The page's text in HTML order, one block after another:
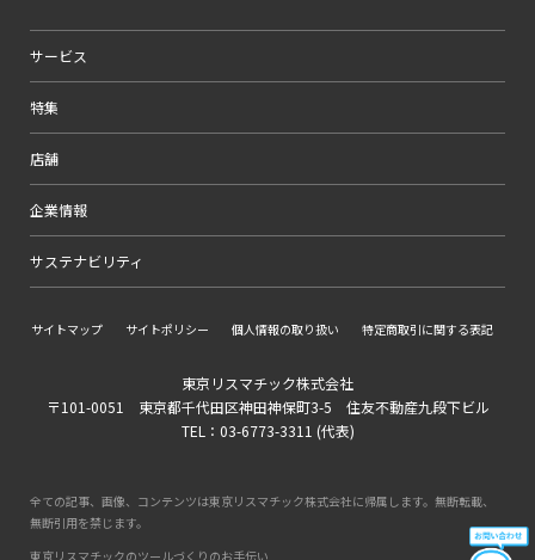
サービス
特集
店舗
企業情報
サステナビリティ
サイトマップ サイトポリシー 個人情報の取り扱い 特定商取引に関する表記
東京リスマチック株式会社
〒101-0051 東京都千代田区神田神保町3-5 住友不動産九段下ビル
TEL：03-6773-3311 (代表)
全ての記事、画像、コンテンツは東京リスマチック株式会社に帰属します。無断転載、
無断引用を禁じます。
東京リスマチックのツールづくりのお手伝い